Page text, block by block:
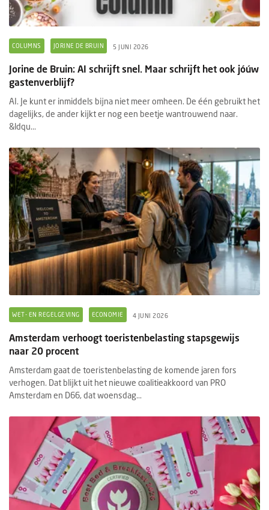
COLUMNS JORINE DE BRUIN 5 JUNI 2026
Jorine de Bruin: AI schrijft snel. Maar schrijft het ook jóúw
gastenverblijf?
AI. Je kunt er inmiddels bijna niet meer omheen. De één gebruikt het
dagelijks, de ander kijkt er nog een beetje wantrouwend naar.
&ldqu...
WET- EN REGELGEVING ECONOMIE 4 JUNI 2026
Amsterdam verhoogt toeristenbelasting stapsgewijs
naar 20 procent
Amsterdam gaat de toeristenbelasting de komende jaren fors
verhogen. Dat blijkt uit het nieuwe coalitieakkoord van PRO
Amsterdam en D66, dat woensdag...